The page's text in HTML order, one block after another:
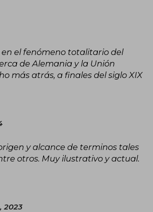
el fenómeno totalitario del
de Alemania y la Unión
más atrás, a finales del siglo XIX
y alcance de terminos tales
otros. Muy ilustrativo y actual.
2023